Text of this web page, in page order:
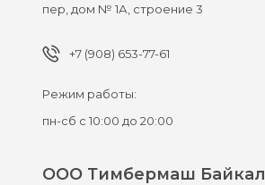
пер, дом № 1А, строение 3
+7 (908) 653-77-61
Режим работы:
пн-сб с 10:00 до 20:00
ООО Тимбермаш Байкал